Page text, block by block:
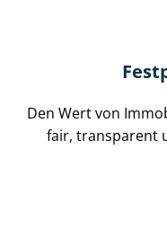
Den Wert von
fair, transparent